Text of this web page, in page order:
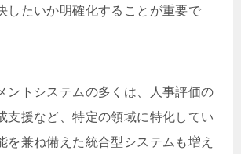
したいか明確化することが重要で
ントシステムの多くは、人事評価の
支援など、特定の領域に特化してい
を兼ね備えた統合型システムも増え